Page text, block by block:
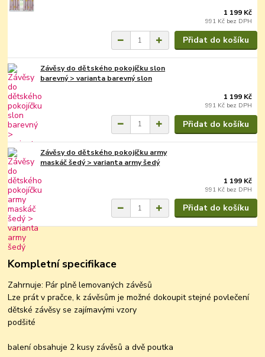
1 199 Kč
991 Kč bez DPH
Přidat do košíku
Závěsy do dětského pokojíčku slon
barevný > varianta barevný slon
1 199 Kč
991 Kč bez DPH
Přidat do košíku
Závěsy do dětského pokojíčku army
maskáč šedý > varianta army šedý
1 199 Kč
991 Kč bez DPH
Přidat do košíku
Kompletní specifikace
Zahrnuje: Pár plně lemovaných závěsů
Lze prát v pračce, k závěsům je možné dokoupit stejné povlečení
dětské závěsy se zajímavými vzory
podšité
balení obsahuje 2 kusy závěsů a dvě poutka